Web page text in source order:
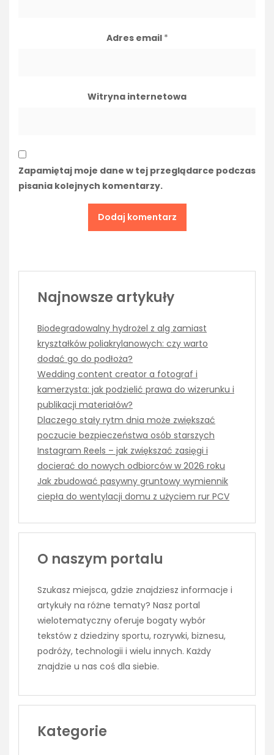
Adres email *
Witryna internetowa
Zapamiętaj moje dane w tej przeglądarce podczas
pisania kolejnych komentarzy.
Najnowsze artykuły
Biodegradowalny hydrożel z alg zamiast
kryształków poliakrylanowych: czy warto
dodać go do podłoża?
Wedding content creator a fotograf i
kamerzysta: jak podzielić prawa do wizerunku i
publikacji materiałów?
Dlaczego stały rytm dnia może zwiększać
poczucie bezpieczeństwa osób starszych
Instagram Reels – jak zwiększać zasięgi i
docierać do nowych odbiorców w 2026 roku
Jak zbudować pasywny gruntowy wymiennik
ciepła do wentylacji domu z użyciem rur PCV
O naszym portalu
Szukasz miejsca, gdzie znajdziesz informacje i
artykuły na różne tematy? Nasz portal
wielotematyczny oferuje bogaty wybór
tekstów z dziedziny sportu, rozrywki, biznesu,
podróży, technologii i wielu innych. Każdy
znajdzie u nas coś dla siebie.
Kategorie